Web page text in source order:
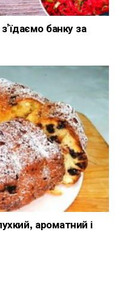
банку за
ароматний і